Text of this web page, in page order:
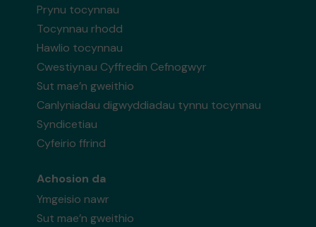
Prynu tocynnau
Tocynnau rhodd
Hawlio tocynnau
Cwestiynau Cyffredin Cefnogwyr
Sut mae’n gweithio
Canlyniadau digwyddiadau tynnu tocynnau
Syndicetiau
Cyfeirio ffrind
Achosion da
Ymgeisio nawr
Sut mae’n gweithio